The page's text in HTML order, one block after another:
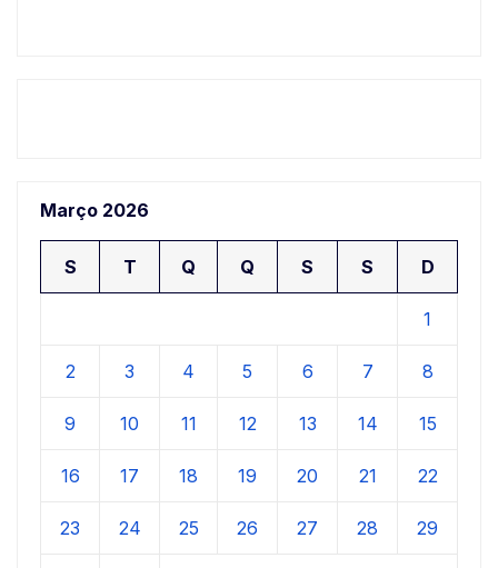
Março 2026
S T Q Q S S D
1
2 3 4 5 6 7 8
9 10 11 12 13 14 15
16 17 18 19 20 21 22
23 24 25 26 27 28 29